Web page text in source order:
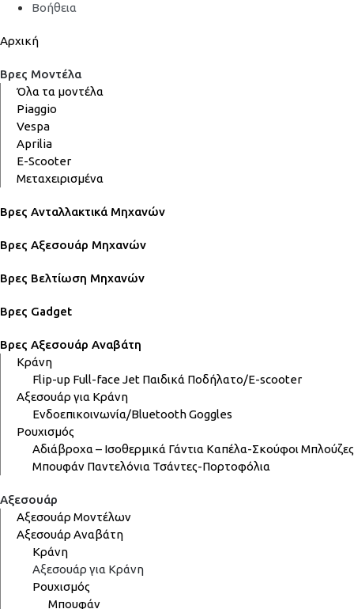
Βοήθεια
Αρχική
Βρες Μοντέλα
Όλα τα μοντέλα
Piaggio
Vespa
Aprilia
E-Scooter
Μεταχειρισμένα
Βρες Ανταλλακτικά Μηχανών
Βρες Αξεσουάρ Μηχανών
Βρες Βελτίωση Μηχανών
Βρες Gadget
Βρες Αξεσουάρ Αναβάτη
Κράνη
Flip-up Full-faceJet Παιδικά Ποδήλατο/E-scooter
Αξεσουάρ για Κράνη
Ενδοεπικοινωνία/BluetoothGoggles
Ρουχισμός
Αδιάβροχα – Ισοθερμικά Γάντια Καπέλα-Σκούφοι Μπλούζες
Μπουφάν Παντελόνια Τσάντες-Πορτοφόλια
Αξεσουάρ
Αξεσουάρ Μοντέλων
Αξεσουάρ Αναβάτη
Κράνη
Αξεσουάρ για Κράνη
Ρουχισμός
Μπουφάν